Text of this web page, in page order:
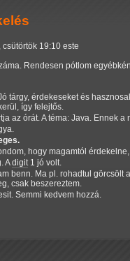
19:10 este
Rendesen pótlom
tárgy, érdekeseket és
így felejtős.
az órát. A téma: Java. Ennek
hogy magamtól
Adigit1 jó volt.
benn. Ma pl. rohadtul
csak beszereztem.
Semmi kedvem hozzá.